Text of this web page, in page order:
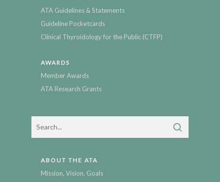
ATA Guidelines & Statements
Guideline Pocketcards
Clinical Thyroidology for the Public (CTFP)
AWARDS
Member Awards
ATA Research Grants
ABOUT THE ATA
Mission, Vision, Goals